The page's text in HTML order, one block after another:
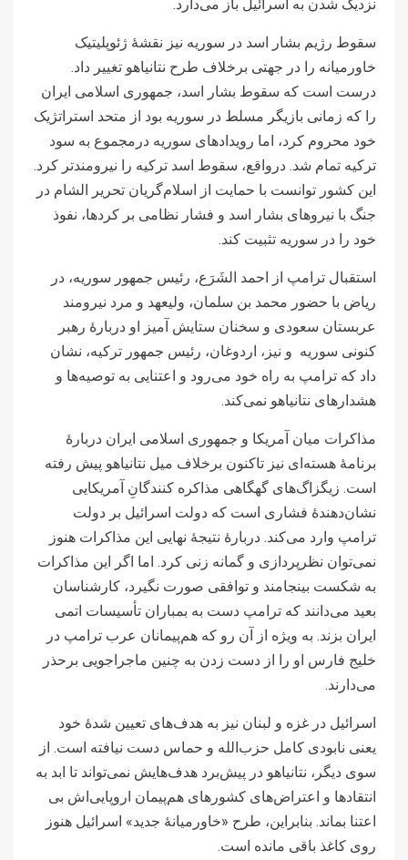
نزدیک شدن به اسرائیل باز می‌دارد.
سقوط رژیم بشار اسد در سوریه نیز نقشۀ ژئوپلیتیک
خاورمیانه را در جهتی برخلاف طرح نتانیاهو تغییر داد.
درست است که سقوط بشار اسد، جمهوری اسلامی ایران
را که زمانی بازیگر مسلط در سوریه بود از متحد استراتژیک
خود محروم کرد، اما رویدادهای سوریه درمجموع به سود
ترکیه تمام شد. درواقع، سقوط اسد ترکیه را نیرومندتر کرد.
این کشور توانست با حمایت از اسلام‌گریان تحریر الشام در
جنگ با نیروهای بشار اسد و فشار نظامی بر کردها، نفوذ
خود را در سوریه تثبیت کند.
استقبال ترامپ از احمد الشَرَع، رئیس جمهور سوریه، در
ریاض با حضور محمد بن سلمان، ولیعهد و مرد نیرومند
عربستان سعودی و سخنان ستایش آمیز او دربارۀ رهبر
کنونی سوریه و نیز، اردوغان، رئیس جمهور ترکیه، نشان
داد که ترامپ به راه خود می‌رود و اعتنایی به توصیه‌ها و
هشدارهای نتانیاهو نمی‌کند.
مذاکرات میان آمریکا و جمهوری اسلامی ایران دربارۀ
برنامۀ هسته‌ای نیز تاکنون برخلاف میل نتانیاهو پیش رفته
است. زیگزاگ‌های گهگاهی مذاکره کنندگانِ آمریکایی
نشان‌دهندۀ فشاری است که دولت اسرائیل بر دولت
ترامپ وارد می‌کند. دربارۀ نتیجۀ نهایی این مذاکرات هنوز
نمی‌توان نظرپردازی و گمانه زنی کرد. اما اگر این مذاکرات
به شکست بینجامند و توافقی صورت نگیرد، کارشناسان
بعید می‌دانند که ترامپ دست به بمباران تأسیسات اتمی
ایران بزند. به ویژه از آن رو که هم‌پیمانان عرب ترامپ در
خلیج فارس او را از دست زدن به چنین ماجراجویی برحذر
می‌دارند.
اسرائیل در غزه و لبنان نیز به هدف‌های تعیین شدۀ خود
یعنی نابودی کامل حزب‌الله و حماس دست نیافته است. از
سوی دیگر، نتانیاهو در پیش‌برد هدف‌هایش نمی‌تواند تا ابد به
انتقادها و اعتراض‌های کشورهای هم‌پیمان اروپایی‌اش بی
اعتنا بماند. بنابراین، طرح «خاورمیانۀ جدید» اسرائیل هنوز
روی کاغذ باقی مانده است.